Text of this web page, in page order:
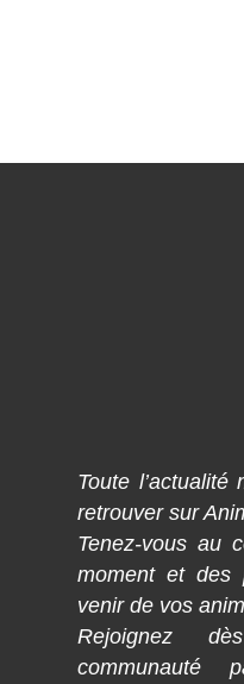
Toute
retrouver sur
Tenez-vous au
moment et des
venir de vos
Rejoignez
communauté